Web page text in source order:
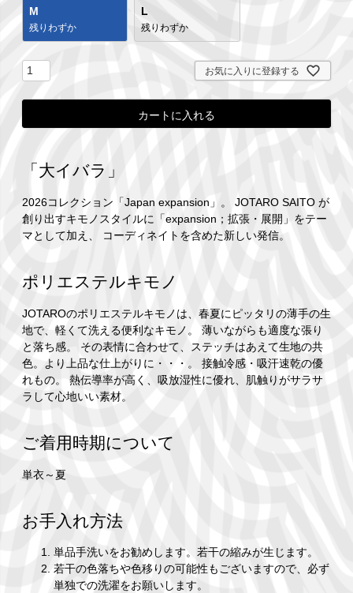
M
残りわずか
L
残りわずか
お気に入りに登録する
カートに入れる
「大イバラ」
2026コレクション「Japan expansion」。 JOTARO SAITO が
創り出すキモノスタイルに「expansion；拡張・展開」をテー
マとして加え、 コーディネイトを含めた新しい発信。
ポリエステルキモノ
JOTAROのポリエステルキモノは、春夏にピッタリの薄手の生
地で、軽くて洗える便利なキモノ。 薄いながらも適度な張り
と落ち感。 その表情に合わせて、ステッチはあえて生地の共
色。より上品な仕上がりに・・・。 接触冷感・吸汗速乾の優
れもの。 熱伝導率が高く、吸放湿性に優れ、肌触りがサラサ
ラして心地いい素材。
ご着用時期について
単衣～夏
お手入れ方法
単品手洗いをお勧めします。若干の縮みが生じます。
若干の色落ちや色移りの可能性もございますので、必ず
単独での洗濯をお願いします。